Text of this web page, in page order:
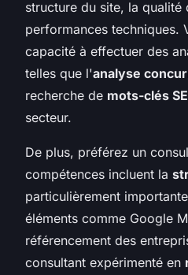
structure du site, la qualité
performances techniques.
capacité à effectuer des
telles que l'analyse
recherche de mots-clés
secteur.
De plus, préférez un
compétences incluent la
particulièrement
éléments comme Google
référencement des
consultant expérimenté en